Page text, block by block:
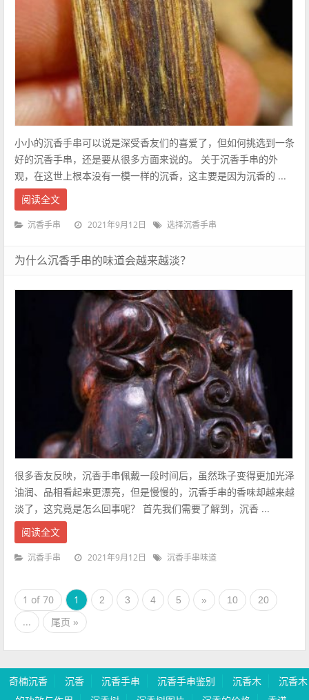
小小的沉香手串可以说是深受香友们的喜爱了，但如何挑选到一条
好的沉香手串，还是要从很多方面来说的。 关于沉香手串的外
观，在这世上根本没有一模一样的沉香，这主要是因为沉香的 ...
阅读全文
沉香手串 2021年9月12日 选择沉香手串
为什么沉香手串的味道会越来越淡？
很多香友反映，沉香手串佩戴一段时间后，虽然珠子变得更加光泽
油润、品相看起来更漂亮，但是慢慢的，沉香手串的香味却越来越
淡了，这究竟是怎么回事呢？ 首先我们需要了解到，沉香 ...
阅读全文
沉香手串 2021年9月12日 沉香手串味道
1 of 70 1 2 3 4 5 » 10 20
... 尾页 »
奇楠沉香 沉香 沉香手串 沉香手串鉴别 沉香木
沉香木